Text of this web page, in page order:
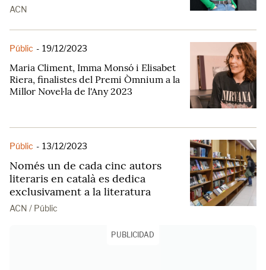
ACN
Públic - 19/12/2023
Maria Climent, Imma Monsó i Elisabet
Riera, finalistes del Premi Òmnium a la
Millor Novel·la de l'Any 2023
Públic - 13/12/2023
Només un de cada cinc autors
literaris en català es dedica
exclusivament a la literatura
ACN / Públic
PUBLICIDAD